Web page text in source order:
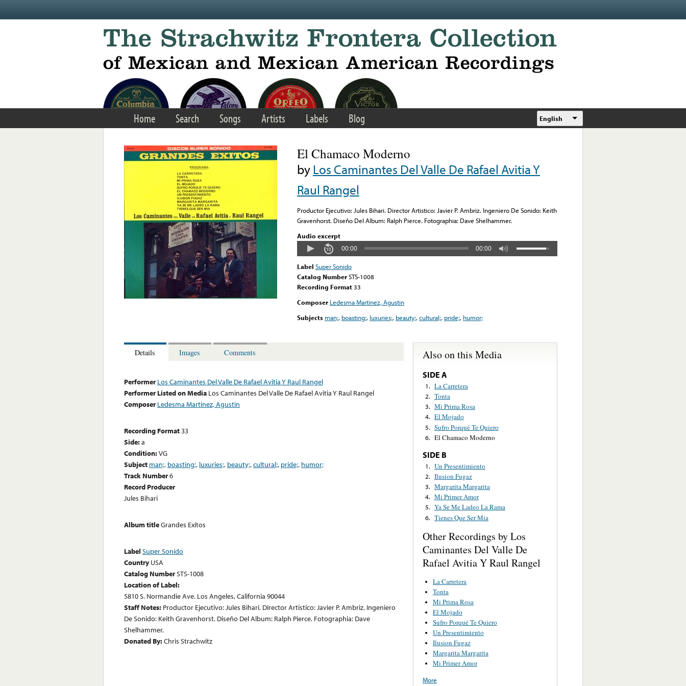
Home Search Songs Artists Labels Blog English
El Chamaco Moderno
byLos Caminantes Del Valle De Rafael Avitia Y
Raul Rangel
Productor Ejecutivo: Jules Bihari. Director Artistico: Javier P. Ambriz. Ingeniero De Sonido: Keith
Gravenhorst. Diseño Del Album: Ralph Pierce. Fotographia: Dave Shelhammer.
Audio excerpt
00:00 00:00
Label Super Sonido
Catalog NumberSTS-1008
Recording Format33
Composer Ledesma Martinez, Agustin
Subjects man;, boasting;, luxuries;, beauty;,cultural;, pride;, humor;
Details Images Comments
Performer Los Caminantes Del Valle De Rafael Avitia Y Raul Rangel
Performer Listed on Media Los Caminantes Del Valle De Rafael Avitia Y Raul Rangel
Composer Ledesma Martinez, Agustin
Recording Format33
Side:a
Condition:VG
Subject man;, boasting;, luxuries;, beauty;,cultural;, pride;, humor;
Track Number6
Record Producer
Jules Bihari
Album titleGrandes Exitos
Label Super Sonido
Country USA
Catalog NumberSTS-1008
Location of Label:
5810 S. Normandie Ave. Los Angeles, California 90044
Staff Notes: Productor Ejecutivo: Jules Bihari. Director Artistico: Javier P. Ambriz. Ingeniero
De Sonido: Keith Gravenhorst. Diseño Del Album: Ralph Pierce. Fotographia: Dave
Shelhammer.
Donated By:Chris Strachwitz
Also on this Media
SIDE A
1. La Carretera
2. Tonta
3. Mi Prima Rosa
4. El Mojado
5. Sufro Porqué Te Quiero
6. El Chamaco Moderno
SIDE B
1. Un Presentimiento
2. Ilusion Fugaz
3. Margarita Margarita
4. Mi Primer Amor
5. Ya Se Me Ladeo La Rama
6. Tienes Que Ser Mia
Other Recordings by Los
Caminantes Del Valle De
Rafael Avitia Y Raul Rangel
La Carretera
Tonta
Mi Prima Rosa
El Mojado
Sufro Porqué Te Quiero
Un Presentimiento
Ilusion Fugaz
Margarita Margarita
Mi Primer Amor
More